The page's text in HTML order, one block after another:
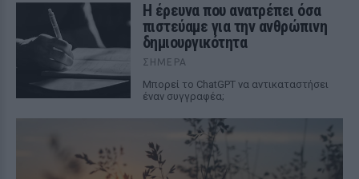
Η έρευνα που ανατρέπει όσα
πιστεύαμε για την ανθρώπινη
δημιουργικότητα
ΣΉΜΕΡΑ
Mπορεί το ChatGPT να αντικαταστήσει
έναν συγγραφέα;